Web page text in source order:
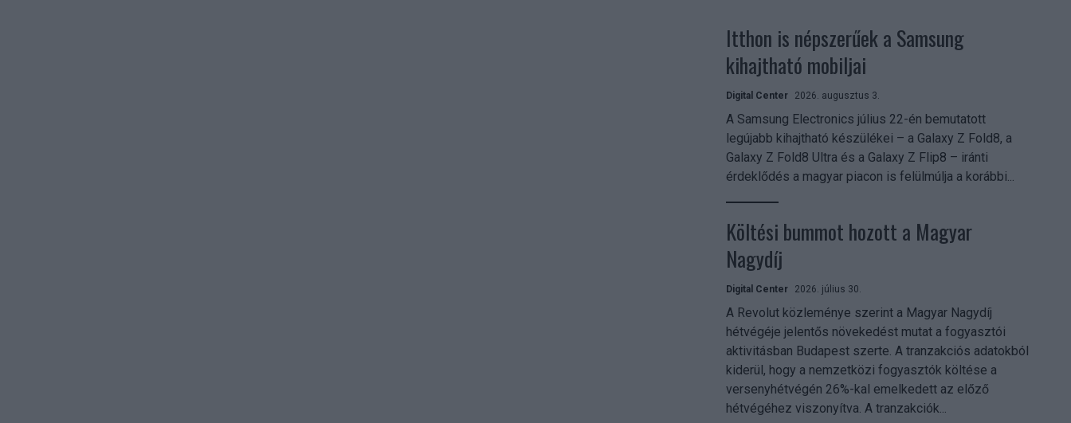
Itthon is népszerűek a Samsung
kihajtható mobiljai
Digital Center 2026. augusztus 3.
A Samsung Electronics július 22-én bemutatott
legújabb kihajtható készülékei – a Galaxy Z Fold8, a
Galaxy Z Fold8 Ultra és a Galaxy Z Flip8 – iránti
érdeklődés a magyar piacon is felülmúlja a korábbi...
Költési bummot hozott a Magyar
Nagydíj
Digital Center 2026. július 30.
A Revolut közleménye szerint a Magyar Nagydíj
hétvégéje jelentős növekedést mutat a fogyasztói
aktivitásban Budapest szerte. A tranzakciós adatokból
kiderül, hogy a nemzetközi fogyasztók költése a
versenyhétvégén 26%-kal emelkedett az előző
hétvégéhez viszonyítva. A tranzakciók...